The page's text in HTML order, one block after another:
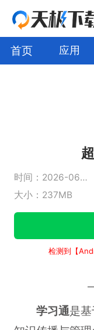
首页 应用
时间：2026-06-10
大小：237MB
检测到【
学习通是基